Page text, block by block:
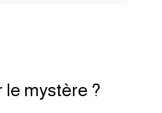
mystère ?